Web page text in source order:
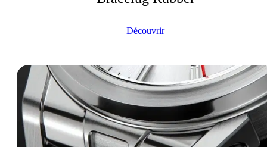
Découvrir